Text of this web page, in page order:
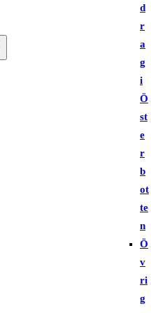
d
r
a
g
i
Ö
st
e
r
b
ot
te
n
Ö
v
ri
g